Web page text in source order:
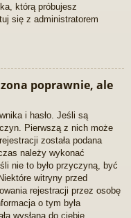
którą próbujesz
się z administratorem
poprawnie, ale
i hasło. Jeśli są
Pierwszą z nich może
została podana
należy wykonać
nie to było przyczyną, być
witryny przed
rejestracji przez osobę
o tym była
wysłana do ciebie